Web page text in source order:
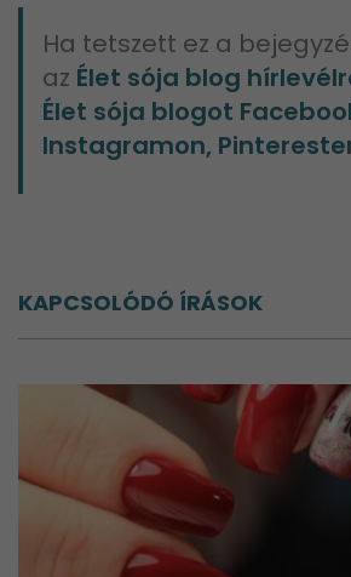
Ha tetszett ez a
az Élet sója blog
Élet sója blogot
Instagramon,
KAPCSOLÓDÓ ÍRÁSOK